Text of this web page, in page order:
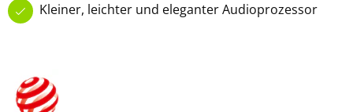
Kleiner, leichter und eleganter Audioprozessor